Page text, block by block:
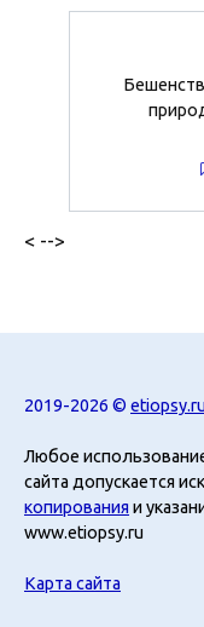
< -->
2019-2026 © etiopsy.ru
Любое
сайта допускается
копирования и
www.etiopsy.ru
Карта сайта